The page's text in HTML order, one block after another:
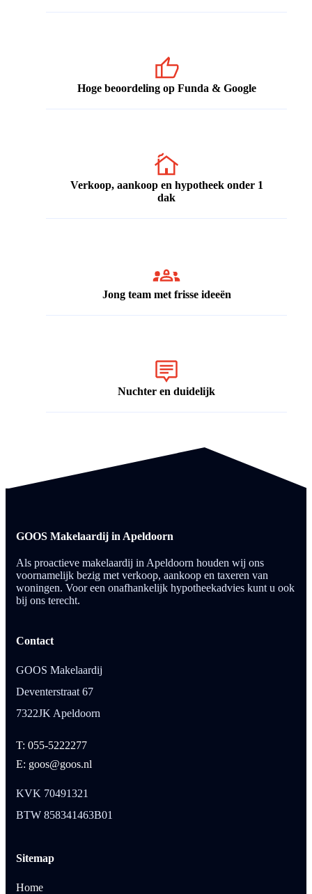
Hoge beoordeling op Funda & Google
Verkoop, aankoop en hypotheek onder 1
dak
Jong team met frisse ideeën
Nuchter en duidelijk
GOOS Makelaardij in Apeldoorn
Als proactieve makelaardij in Apeldoorn houden wij ons
voornamelijk bezig met verkoop, aankoop en taxeren van
woningen. Voor een onafhankelijk hypotheekadvies kunt u ook
bij ons terecht.
Contact
GOOS Makelaardij
Deventerstraat 67
7322JK Apeldoorn
T: 055-5222277
E: goos@goos.nl
KVK 70491321
BTW 858341463B01
Sitemap
Home